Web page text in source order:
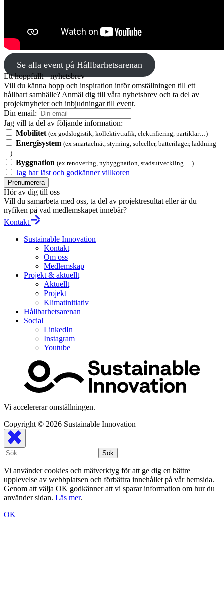
Se alla event på Hållbarhetsarenan
Ett hoppfullt nyhetsbrev
Vill du känna hopp och inspiration inför omställningen till ett
hållbart samhälle? Anmäl dig till våra nyhetsbrev och ta del av
projektnyheter och inbjudningar till event.
Din email:
Jag vill ta del av följande information:
Mobilitet (ex godslogistik, kollektivtrafik, elektrifiering, partiklar…)
Energisystem (ex smartaelnät, styrning, solceller, batterilager, laddning
…)
Byggnation (ex renovering, nybyggnation, stadsutveckling …)
Jag har läst och godkänner villkoren
Prenumerera
Hör av dig till oss
Vill du samarbeta med oss, ta del av projektresultat eller är du
nyfiken på vad medlemskapet innebär?
Kontakt
Sustainable Innovation
Kontakt
Om oss
Medlemskap
Projekt & aktuellt
Aktuellt
Projekt
Klimatinitiativ
Hållbarhetsarenan
Social
LinkedIn
Instagram
Youtube
Vi accelererar omställningen.
Copyright © 2026 Sustainable Innovation
Vi använder cookies och mätverktyg för att ge dig en bättre
upplevelse av webbplatsen och förbättra innehållet på vår hemsida.
Genom att välja OK godkänner att vi sparar information om hur du
använder sidan. Läs mer.
OK